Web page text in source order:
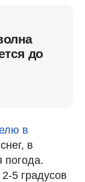
до
в
в
погода.
5 градусов